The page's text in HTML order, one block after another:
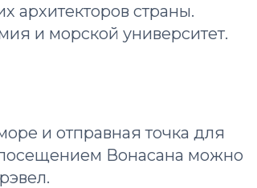
архитекторов страны.
и морской университет.
и отправная точка для
Вонасана можно